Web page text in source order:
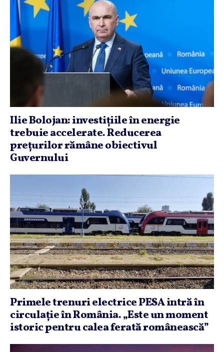
Ilie Bolojan: investiţiile în energie
trebuie accelerate. Reducerea
preţurilor rămâne obiectivul
Guvernului
Primele trenuri electrice PESA intră în
circulaţie în România. „Este un moment
istoric pentru calea ferată românească”